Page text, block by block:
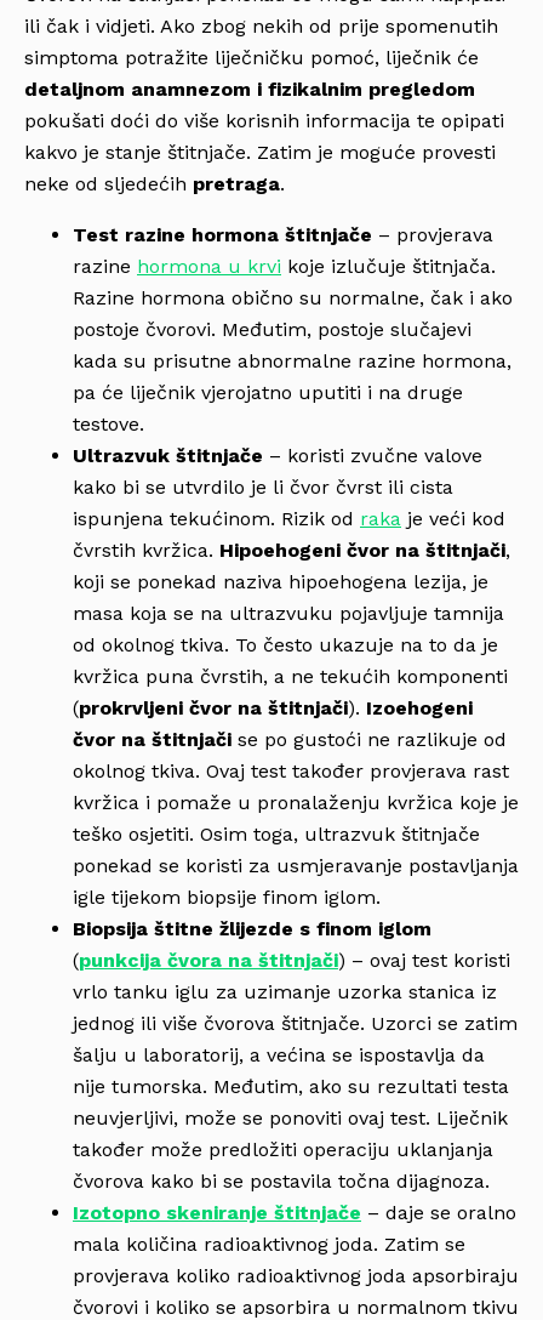
ili čak i vidjeti. Ako zbog nekih od prije spomenutih
simptoma potražite liječničku pomoć, liječnik će
detaljnom anamnezom i fizikalnim pregledom
pokušati doći do više korisnih informacija te opipati
kakvo je stanje štitnjače. Zatim je moguće provesti
neke od sljedećih pretraga.
Test razine hormona štitnjače – provjerava
razine hormona u krvi koje izlučuje štitnjača.
Razine hormona obično su normalne, čak i ako
postoje čvorovi. Međutim, postoje slučajevi
kada su prisutne abnormalne razine hormona,
pa će liječnik vjerojatno uputiti i na druge
testove.
Ultrazvuk štitnjače – koristi zvučne valove
kako bi se utvrdilo je li čvor čvrst ili cista
ispunjena tekućinom. Rizik od raka je veći kod
čvrstih kvržica. Hipoehogeni čvor na štitnjači,
koji se ponekad naziva hipoehogena lezija, je
masa koja se na ultrazvuku pojavljuje tamnija
od okolnog tkiva. To često ukazuje na to da je
kvržica puna čvrstih, a ne tekućih komponenti
(prokrvljeni čvor na štitnjači). Izoehogeni
čvor na štitnjači se po gustoći ne razlikuje od
okolnog tkiva. Ovaj test također provjerava rast
kvržica i pomaže u pronalaženju kvržica koje je
teško osjetiti. Osim toga, ultrazvuk štitnjače
ponekad se koristi za usmjeravanje postavljanja
igle tijekom biopsije finom iglom.
Biopsija štitne žlijezde s finom iglom
(punkcija čvora na štitnjači) – ovaj test koristi
vrlo tanku iglu za uzimanje uzorka stanica iz
jednog ili više čvorova štitnjače. Uzorci se zatim
šalju u laboratorij, a većina se ispostavlja da
nije tumorska. Međutim, ako su rezultati testa
neuvjerljivi, može se ponoviti ovaj test. Liječnik
također može predložiti operaciju uklanjanja
čvorova kako bi se postavila točna dijagnoza.
Izotopno skeniranje štitnjače – daje se oralno
mala količina radioaktivnog joda. Zatim se
provjerava koliko radioaktivnog joda apsorbiraju
čvorovi i koliko se apsorbira u normalnom tkivu